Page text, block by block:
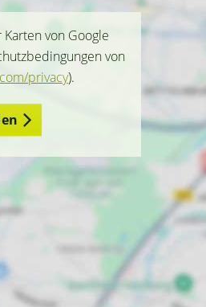
von Google
von
privacy).